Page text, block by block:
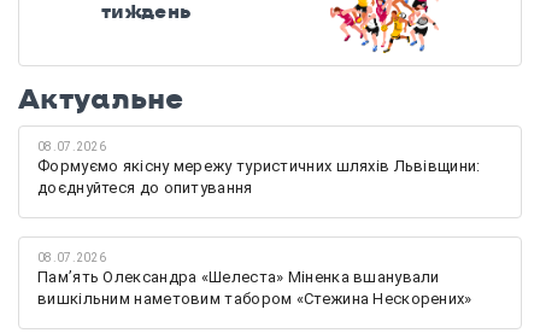
тиждень
Актуальне
08.07.2026
Формуємо якісну мережу туристичних шляхів Львівщини:
доєднуйтеся до опитування
08.07.2026
Памʼять Олександра «Шелеста» Міненка вшанували
вишкільним наметовим табором «Стежина Нескорених»